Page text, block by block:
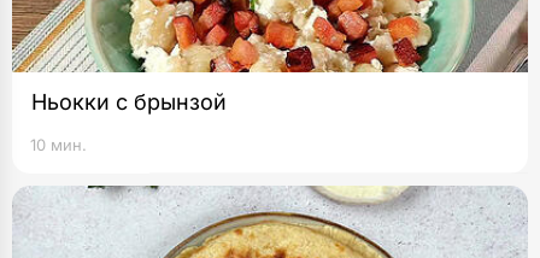
Ньокки с брынзой
10 мин.